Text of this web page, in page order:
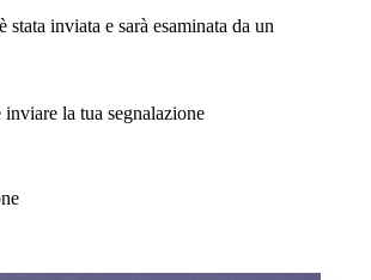
stata inviata e sarà esaminata da un
la tua segnalazione